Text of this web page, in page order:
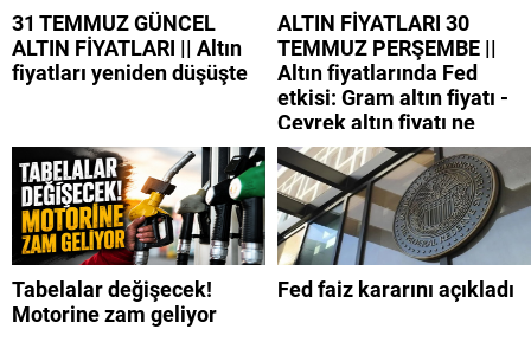
31 TEMMUZ GÜNCEL
ALTIN FİYATLARI || Altın
fiyatları yeniden düşüşte
ALTIN FİYATLARI 30
TEMMUZ PERŞEMBE ||
Altın fiyatlarında Fed
etkisi: Gram altın fiyatı -
Çeyrek altın fiyatı ne
kadar?
Tabelalar değişecek!
Motorine zam geliyor
Fed faiz kararını açıkladı